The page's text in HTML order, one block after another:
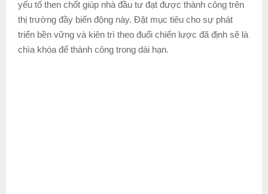
yếu tố then chốt giúp nhà đầu tư đạt được thành công trên
thị trường đầy biến động này. Đặt mục tiêu cho sự phát
triển bền vững và kiên trì theo đuổi chiến lược đã định sẽ là
chìa khóa để thành công trong dài hạn.